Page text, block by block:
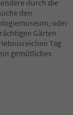
durch die
den
oder
Gärten
Tag
gemütliches